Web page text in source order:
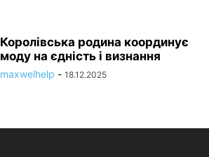
Королівська родина координує
моду на єдність і визнання
maxwelhelp - 18.12.2025